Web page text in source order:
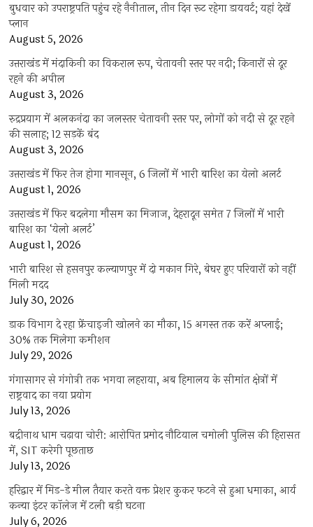
बुधवार को उपराष्ट्रपति पहुंच रहे नैनीताल, तीन दिन रूट रहेगा डायवर्ट; यहां देखें
प्‍लान
August 5, 2026
उत्तराखंड में मंदाकिनी का विकराल रूप, चेतावनी स्तर पर नदी; किनारों से दूर
रहने की अपील
August 3, 2026
रुद्रप्रयाग में अलकनंदा का जलस्तर चेतावनी स्तर पर, लोगों को नदी से दूर रहने
की सलाह; 12 सड़कें बंद
August 3, 2026
उत्तराखंड में फिर तेज होगा मानसून, 6 जिलों में भारी बारिश का येलो अलर्ट
August 1, 2026
उत्तराखंड में फिर बदलेगा मौसम का मिजाज, देहरादून समेत 7 जिलों में भारी
बारिश का ‘येलो अलर्ट’
August 1, 2026
भारी बारिश से हसनपुर कल्याणपुर में दो मकान गिरे, बेघर हुए परिवारों को नहीं
मिली मदद
July 30, 2026
डाक विभाग दे रहा फ्रेंचाइजी खोलने का मौका, 15 अगस्त तक करें अप्लाई;
30% तक मिलेगा कमीशन
July 29, 2026
गंगासागर से गंगोत्री तक भगवा लहराया, अब हिमालय के सीमांत क्षेत्रों में
राष्ट्रवाद का नया प्रयोग
July 13, 2026
बद्रीनाथ धाम चढ़ावा चोरी: आरोपित प्रमोद नौटियाल चमोली पुलिस की हिरासत
में, SIT करेगी पूछताछ
July 13, 2026
हरिद्वार में मिड-डे मील तैयार करते वक्त प्रेशर कुकर फटने से हुआ धमाका, आर्य
कन्या इंटर कॉलेज में टली बड़ी घटना
July 6, 2026